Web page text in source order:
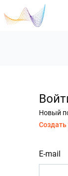
Новый
Создать
E-mail